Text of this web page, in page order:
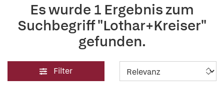
Es wurde 1 Ergebnis zum
Suchbegriff "Lothar+Kreiser"
gefunden.
Filter